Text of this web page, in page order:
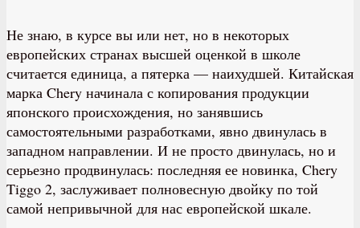
Не знаю, в курсе вы или нет, но в некоторых
европейских странах высшей оценкой в школе
считается единица, а пятерка — наихудшей. Китайская
марка Chery начинала с копирования продукции
японского происхождения, но занявшись
самостоятельными разработками, явно двинулась в
западном направлении. И не просто двинулась, но и
серьезно продвинулась: последняя ее новинка, Chery
Tiggo 2, заслуживает полновесную двойку по той
самой непривычной для нас европейской шкале.